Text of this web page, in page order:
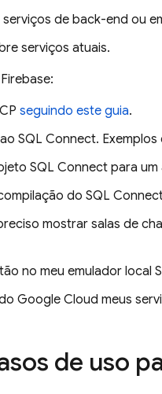
de back-end ou
serviços atuais.
seguindo este guia.
SQL Connect.
SQL Connect para um
do SQL
mostrar salas de
no meu emulador local
Google Cloud meus
de uso